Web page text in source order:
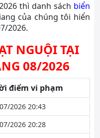
thì danh sách biển
của chúng tôi hiển
2026.
NGUỘI TẠI
08/2026
điểm vi phạm
2026 20:43
2026 20:28